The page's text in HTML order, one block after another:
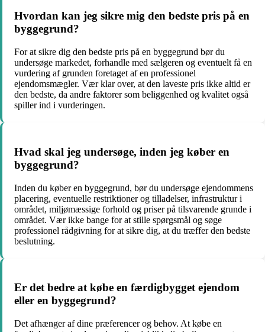
Hvordan kan jeg sikre mig den bedste pris på en
byggegrund?
For at sikre dig den bedste pris på en byggegrund bør du
undersøge markedet, forhandle med sælgeren og eventuelt få en
vurdering af grunden foretaget af en professionel
ejendomsmægler. Vær klar over, at den laveste pris ikke altid er
den bedste, da andre faktorer som beliggenhed og kvalitet også
spiller ind i vurderingen.
Hvad skal jeg undersøge, inden jeg køber en
byggegrund?
Inden du køber en byggegrund, bør du undersøge ejendommens
placering, eventuelle restriktioner og tilladelser, infrastruktur i
området, miljømæssige forhold og priser på tilsvarende grunde i
området. Vær ikke bange for at stille spørgsmål og søge
professionel rådgivning for at sikre dig, at du træffer den bedste
beslutning.
Er det bedre at købe en færdigbygget ejendom
eller en byggegrund?
Det afhænger af dine præferencer og behov. At købe en